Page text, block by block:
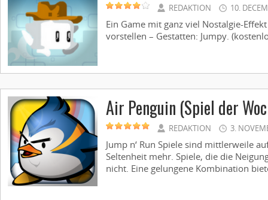
REDAKTION 10.
Ein Game mit ganz viel Nostalgie-
vorstellen – Gestatten: Jumpy.
Air Penguin (Spiel der
REDAKTION 3.
Jump n‘ Run Spiele sind mittlerweile
Seltenheit mehr. Spiele, die die
nicht. Eine gelungene Kombination